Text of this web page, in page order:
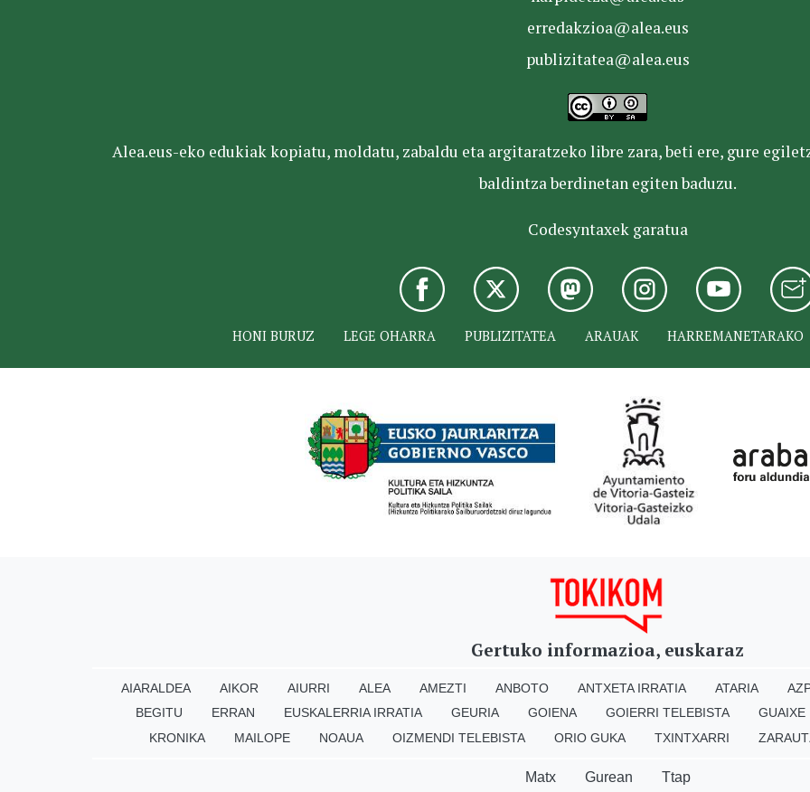
erredakzioa@alea.eus
publizitatea@alea.eus
Alea.eus-eko edukiak kopiatu, moldatu, zabaldu eta argitaratzeko libre zara, beti ere, gure
baldintza berdinetan egiten baduzu.
Codesyntaxek garatua
HONI BURUZ LEGE OHARRA PUBLIZITATEA ARAUAK HARREMANETARAKO
Gertuko informazioa, euskaraz
AIARALDEA AIKOR AIURRI ALEA AMEZTI ANBOTO ANTXETA IRRATIA ATARIA
BEGITU
ERRAN EUSKALERRIA IRRATIA GEURIA GOIENA GOIERRI TELEBISTA
GUAIXE
KRONIKA
MAILOPE NOAUA OIZMENDI TELEBISTA ORIO GUKA TXINTXARRI
Matx Gurean Ttap